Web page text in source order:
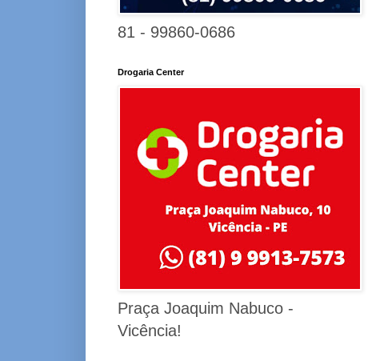
81 - 99860-0686
Drogaria Center
Praça Joaquim Nabuco -
Vicência!